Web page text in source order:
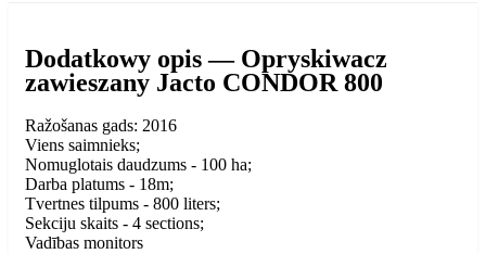
Dodatkowy opis — Opryskiwacz
zawieszany Jacto CONDOR 800
Ražošanas gads: 2016
Viens saimnieks;
Nomuglotais daudzums - 100 ha;
Darba platums - 18m;
Tvertnes tilpums - 800 liters;
Sekciju skaits - 4 sections;
Vadības monitors